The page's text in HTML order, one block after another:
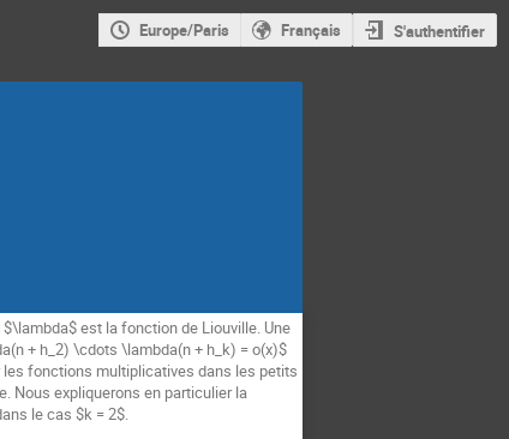
Europe/Paris Français S'authentifier
est la fonction de Liouville. Une
+ h_2) \cdots \lambda(n + h_k) = o(x)$
les fonctions multiplicatives dans les petits
Nous expliquerons en particulier la
le cas $k = 2$.